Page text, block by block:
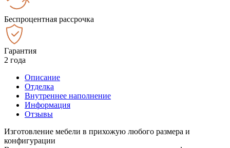
Беспроцентная рассрочка
Гарантия
2 года
Описание
Отделка
Внутреннее наполнение
Информация
Отзывы
Изготовление мебели в прихожую любого размера и
конфигурации